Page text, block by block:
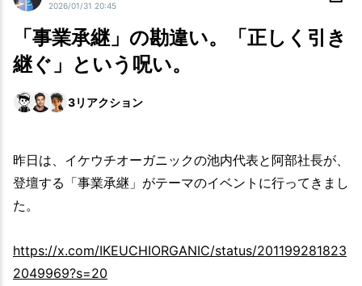
2026/01/31 20:45
「事業承継」の勘違い。「正しく引き
継ぐ」という呪い。
3リアクション
昨日は、イケウチオーガニックの池内代表と阿部社長が、
登壇する「事業承継」がテーマのイベントに行ってきまし
た。
https://x.com/IKEUCHIORGANIC/status/201199281823
2049969?s=20